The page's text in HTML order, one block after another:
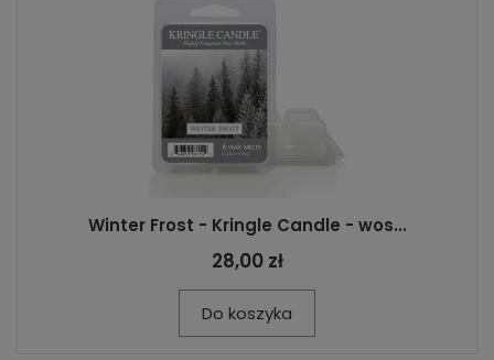
Winter Frost - Kringle Candle - wos...
28,00 zł
Do koszyka